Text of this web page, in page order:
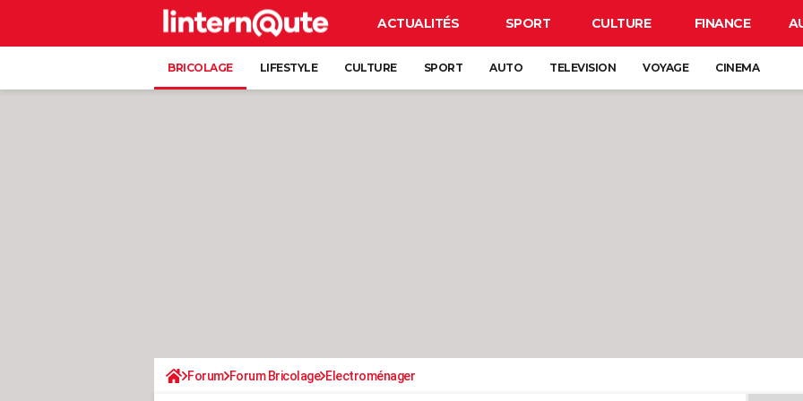
ACTUALITÉS SPORT CULTURE FINANCE
BRICOLAGE LIFESTYLE CULTURE SPORT AUTO TELEVISION VOYAGE CINEMA
Forum Forum Bricolage Electroménager